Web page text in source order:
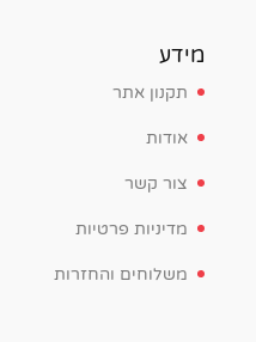
מידע
תקנון אתר
אודות
צור קשר
מדיניות פרטיות
משלוחים והחזרות